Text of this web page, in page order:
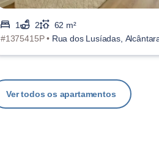
1 2
62 m²
#1375415P • Rua dos Lusíadas,
Ver todos os apartamentos